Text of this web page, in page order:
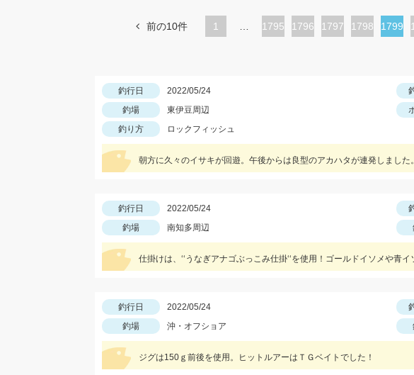
前の10件 1
ペ
1795
ペ
1796
ペ
1797
ペ
1798
カ
1799
釣行日 2022/05/24
釣場
東伊豆周辺
釣り方
ロックフィッシュ
朝方に久々のイサキが回遊。午後からは良型のアカハタが連発しました。
釣行日 2022/05/24
釣場
南知多周辺
仕掛けは、‘‘うなぎアナゴぶっこみ仕掛‘‘を使用！ゴールドイソメや青
釣行日 2022/05/24
釣場
沖・オフショア
ジグは150ｇ前後を使用。ヒットルアーはＴＧベイトでした！